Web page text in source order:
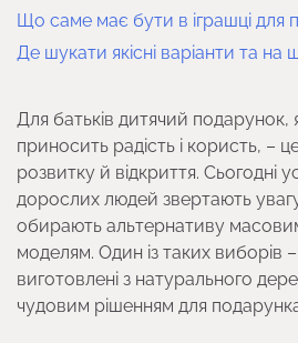
Що саме має бути в іграшці для
Де шукати якісні варіанти та на
Для батьків дитячий подарунок,
приносить радість і користь, –
розвитку й відкриття. Сьогодні
дорослих людей звертають
обирають альтернативу
моделям. Один із таких виборів –
виготовлені з натурального
чудовим рішенням для